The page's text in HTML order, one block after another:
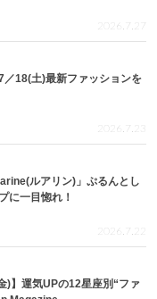
2026.7.27
／18(土)最新ファッションを
2026.7.23
ルアリン)」ぷるんとし
に一目惚れ！
2026.7.22
)】運気UPの12星座別“ファ